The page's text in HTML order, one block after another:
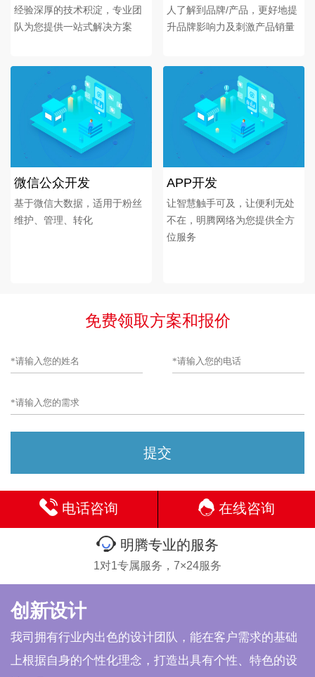
经验深厚的技术积淀，专业团
队为您提供一站式解决方案
人了解到品牌/产品，更好地提
升品牌影响力及刺激产品销量
微信公众开发
基于微信大数据，适用于粉丝
维护、管理、转化
APP开发
让智慧触手可及，让便利无处
不在，明腾网络为您提供全方
位服务
免费领取方案和报价
电话咨询 在线咨询
明腾专业的服务
1对1专属服务，7×24服务
创新设计
我司拥有行业内出色的设计团队，能在客户需求的基础
上根据自身的个性化理念，打造出具有个性、特色的设